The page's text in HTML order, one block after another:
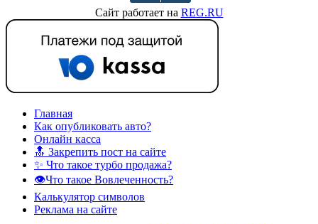
Сайт работает на REG.RU
Главная
Как опубликовать авто?
Онлайн касса
🔝 Закрепить пост на сайте
✨ Что такое турбо продажа?
👁️Что такое Вовлеченность?
Калькулятор символов
Реклама на сайте